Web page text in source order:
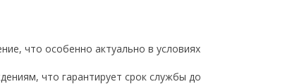
что особенно актуально в условиях
что гарантирует срок службы до